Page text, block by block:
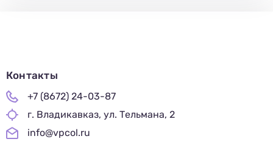
Контакты
+7 (8672) 24-03-87
г. Владикавказ, ул. Тельмана, 2
info@vpcol.ru